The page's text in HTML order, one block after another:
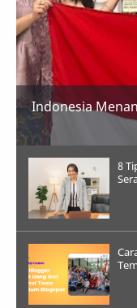
Indonesia
8